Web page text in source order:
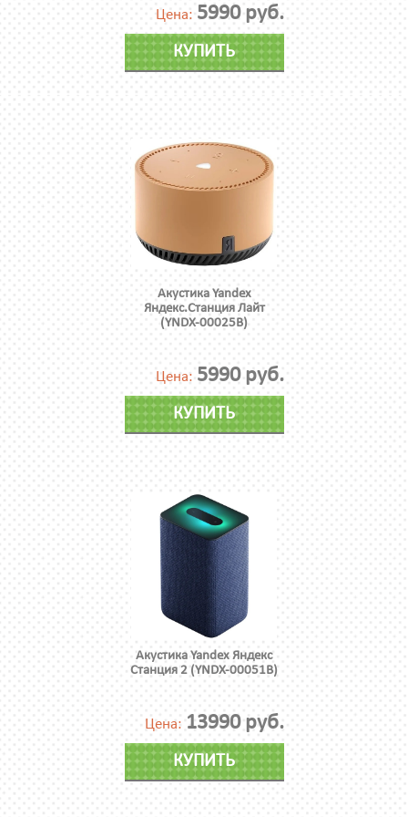
Цена: 5990 руб.
КУПИТЬ
Акустика Yandex
Яндекс.Станция Лайт
(YNDX-00025B)
Цена: 5990 руб.
КУПИТЬ
Акустика Yandex Яндекс
Станция 2 (YNDX-00051B)
Цена: 13990 руб.
КУПИТЬ